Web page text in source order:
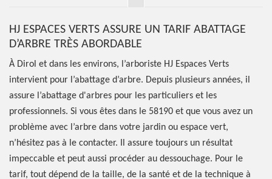
HJ ESPACES VERTS ASSURE UN TARIF ABATTAGE
D’ARBRE TRÈS ABORDABLE
À Dirol et dans les environs, l’arboriste HJ Espaces Verts
intervient pour l’abattage d’arbre. Depuis plusieurs années, il
assure l’abattage d'arbres pour les particuliers et les
professionnels. Si vous êtes dans le 58190 et que vous avez un
problème avec l’arbre dans votre jardin ou espace vert,
n’hésitez pas à le contacter. Il assure toujours un résultat
impeccable et peut aussi procéder au dessouchage. Pour le
tarif, tout dépend de la taille, de la santé et de la technique à